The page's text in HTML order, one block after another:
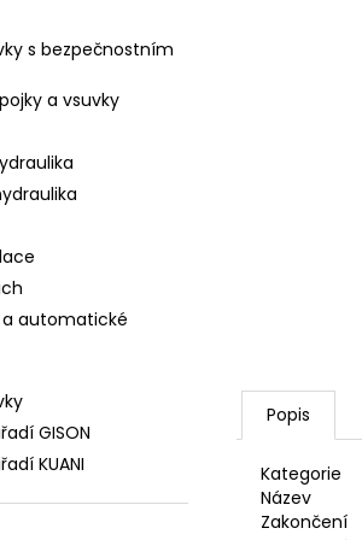
s bezpečnostním
a vsuvky
automatické
GISON
KUANI
Popis
Kategorie
Název
Zakončení